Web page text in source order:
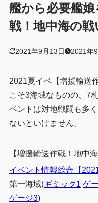
艦から必要艦
戦！地中海の戦
2021年9月13日 2021年
2021夏イベ【増援輸送
こそ3海域なものの、7
ベントは対地戦闘も多
ないといけません。
【増援輸送作戦！地中海
イベント情報総合【
第一海域(ギミック1 ゲ
ゲージ3)
2.1 ギミック1(Fマス/
2.2 第一ボス(Gマス)
2.3 任務(Fマス/Lマス/
Oマス
第二ボス(Oマス)
2.5 ギミック2(Pマス)
3 第二海域:地中海/マ
第一ボス(Iマス)
3.2